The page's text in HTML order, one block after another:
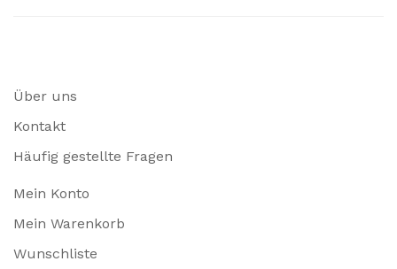
Über uns
Kontakt
Häufig gestellte Fragen
Mein Konto
Mein Warenkorb
Wunschliste